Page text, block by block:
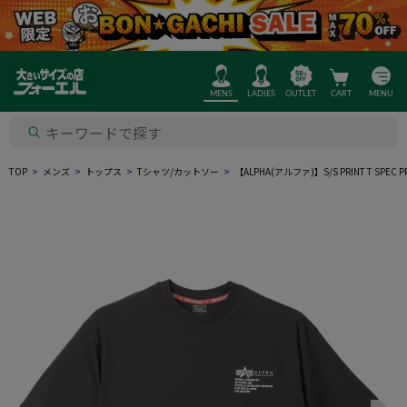
MENS LADIES OUTLET CART MENU
TOP メンズ トップス Tシャツ/カットソー 【ALPHA(アルファ)】S/S PRINT T SPEC